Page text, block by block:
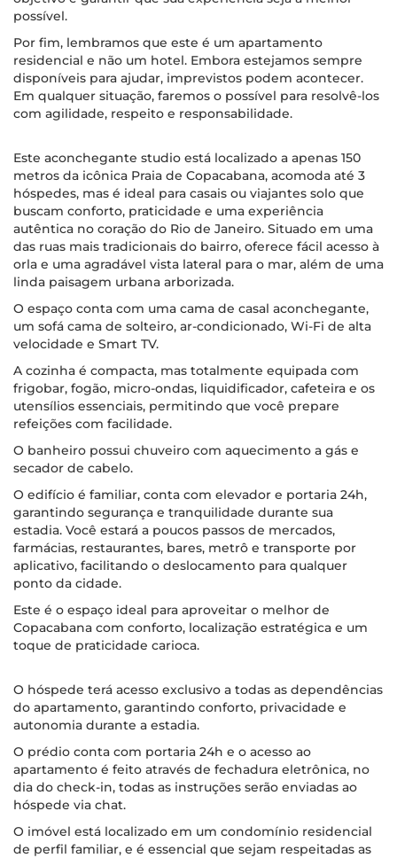
possível.
Por fim, lembramos que este é um apartamento
residencial e não um hotel. Embora estejamos sempre
disponíveis para ajudar, imprevistos podem acontecer.
Em qualquer situação, faremos o possível para resolvê-los
com agilidade, respeito e responsabilidade.
Este aconchegante studio está localizado a apenas 150
metros da icônica Praia de Copacabana, acomoda até 3
hóspedes, mas é ideal para casais ou viajantes solo que
buscam conforto, praticidade e uma experiência
autêntica no coração do Rio de Janeiro. Situado em uma
das ruas mais tradicionais do bairro, oferece fácil acesso à
orla e uma agradável vista lateral para o mar, além de uma
linda paisagem urbana arborizada.
O espaço conta com uma cama de casal aconchegante,
um sofá cama de solteiro, ar-condicionado, Wi-Fi de alta
velocidade e Smart TV.
A cozinha é compacta, mas totalmente equipada com
frigobar, fogão, micro-ondas, liquidificador, cafeteira e os
utensílios essenciais, permitindo que você prepare
refeições com facilidade.
O banheiro possui chuveiro com aquecimento a gás e
secador de cabelo.
O edifício é familiar, conta com elevador e portaria 24h,
garantindo segurança e tranquilidade durante sua
estadia. Você estará a poucos passos de mercados,
farmácias, restaurantes, bares, metrô e transporte por
aplicativo, facilitando o deslocamento para qualquer
ponto da cidade.
Este é o espaço ideal para aproveitar o melhor de
Copacabana com conforto, localização estratégica e um
toque de praticidade carioca.
O hóspede terá acesso exclusivo a todas as dependências
do apartamento, garantindo conforto, privacidade e
autonomia durante a estadia.
O prédio conta com portaria 24h e o acesso ao
apartamento é feito através de fechadura eletrônica, no
dia do check-in, todas as instruções serão enviadas ao
hóspede via chat.
O imóvel está localizado em um condomínio residencial
de perfil familiar, e é essencial que sejam respeitadas as